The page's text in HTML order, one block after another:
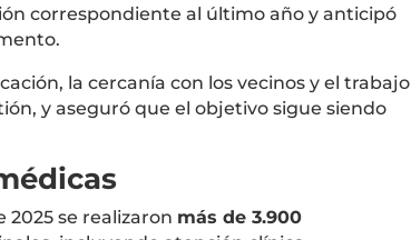
correspondiente al último año y anticipó
la cercanía con los vecinos y el trabajo
y aseguró que el objetivo sigue siendo
se realizaron más de 3.900